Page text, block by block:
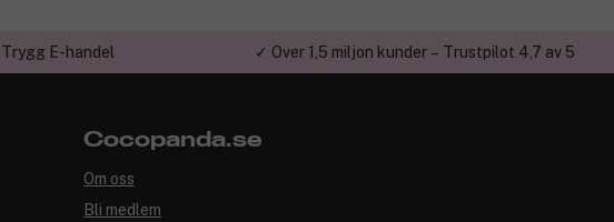
E-handel ✓ Över 1,5 miljon kunder – Trustpilot 4,7 av 5
Cocopanda.se
Om oss
Bli medlem